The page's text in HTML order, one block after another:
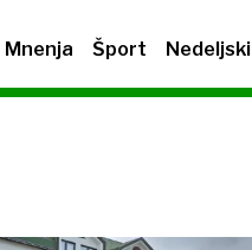
Mnenja Šport Nedeljski